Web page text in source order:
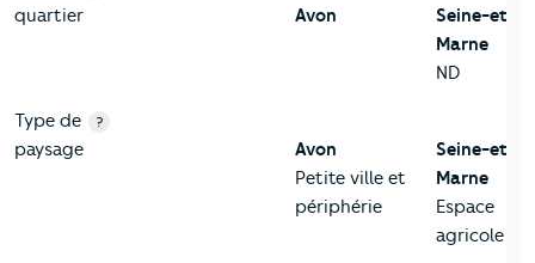
quartier
Avon
Seine-et-
Marne
ND
Type de
paysage
?
Avon
Petite ville et
périphérie
Seine-et-
Marne
Espace
agricole